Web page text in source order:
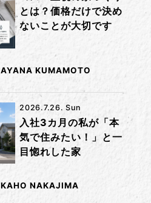
とは？価格だけで決め
ないことが大切です
AYANA KUMAMOTO
2026.7.26. Sun
入社3カ月の私が「本
気で住みたい！」と一
目惚れした家
KAHO NAKAJIMA